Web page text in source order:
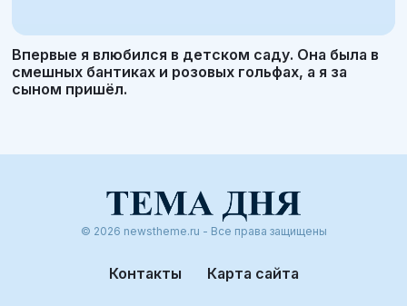
Впервые я влюбился в детском саду. Она была в
смешных бантиках и розовых гольфах, а я за
сыном пришёл.
© 2026 newstheme.ru - Все права защищены
Контакты Карта сайта